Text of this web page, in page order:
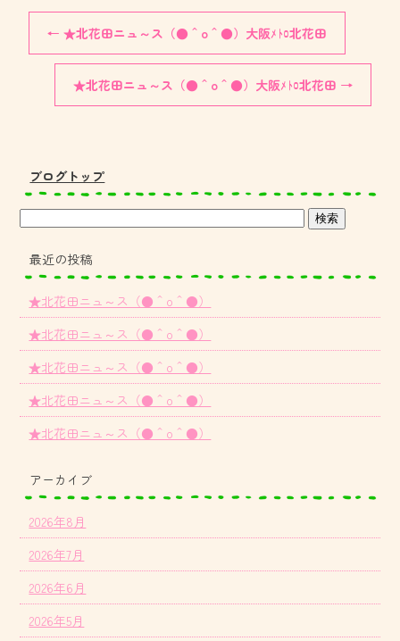
← ★北花田ニュ～ス（●＾o＾●）大阪ﾒﾄﾛ北花田
★北花田ニュ～ス（●＾o＾●）大阪ﾒﾄﾛ北花田 →
ブログトップ
最近の投稿
★北花田ニュ～ス（●＾o＾●）
★北花田ニュ～ス（●＾o＾●）
★北花田ニュ～ス（●＾o＾●）
★北花田ニュ～ス（●＾o＾●）
★北花田ニュ～ス（●＾o＾●）
アーカイブ
2026年8月
2026年7月
2026年6月
2026年5月